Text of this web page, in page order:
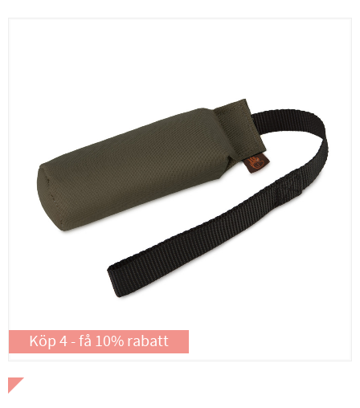
Köp 4 - få 10% rabatt